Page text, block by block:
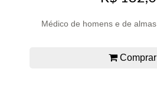
Médico de homens e de
Comprar